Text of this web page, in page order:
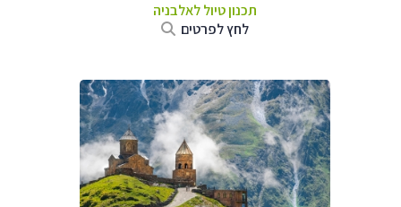
תכנון טיול לאלבניה
לחץ לפרטים